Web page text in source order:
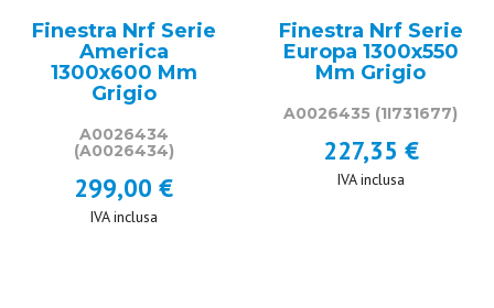
Finestra Nrf Serie
America
1300x600 Mm
Grigio
A0026434
(A0026434)
299,00 €
IVA inclusa
Finestra Nrf Serie
Europa 1300x550
Mm Grigio
A0026435 (1I731677)
227,35 €
IVA inclusa